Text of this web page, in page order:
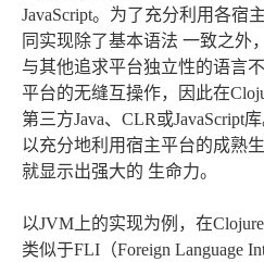
JavaScript。为了充分利用各宿
同实现除了基本语法 一致之外
与其他追求平台独立性的语言
平台的无缝互操作，因此在
第三方Java、CLR或JavaScript
以充分地利用宿主平台的成熟
就显示出强大的 生命力。
以JVM上的实现为例，在
类似于FLI（Foreign Language